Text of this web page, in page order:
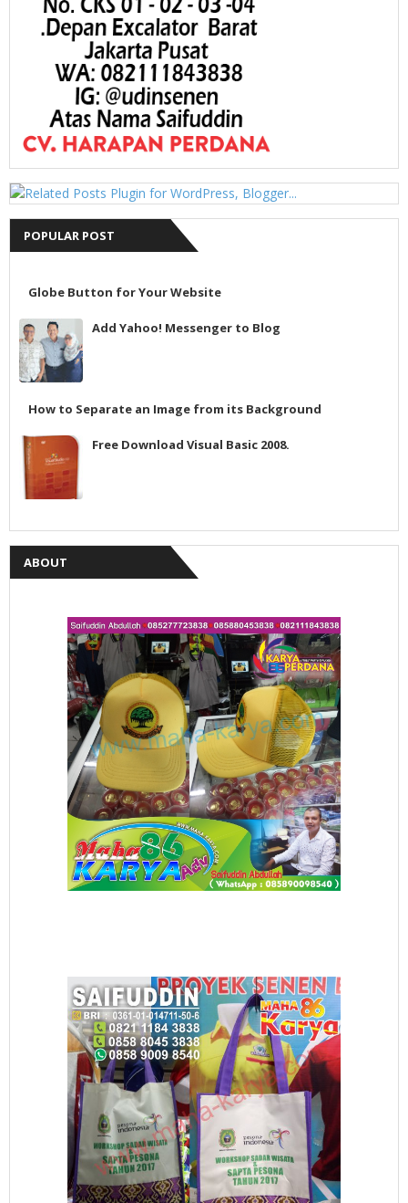
POPULAR POST
Globe Button for Your Website
Add Yahoo! Messenger to Blog
How to Separate an Image from its Background
Free Download Visual Basic 2008.
ABOUT